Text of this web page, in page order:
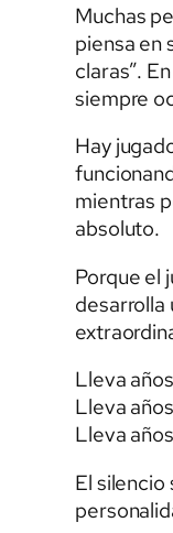
Muchas
piensa en
claras”.
siempre
Hay
mientras
absoluto.
Porque el
desarrolla
Lleva
Lleva
Lleva
El